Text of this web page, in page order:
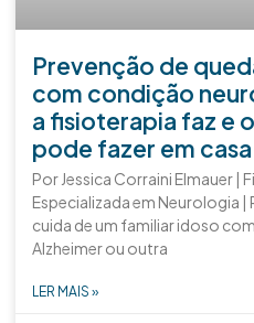
Prevenção de
com condição
a fisioterapia faz e
pode fazer em casa
Por Jessica Corraini Elmauer |
Especializada em Neurologia |
cuida de um familiar idoso com
Alzheimer ou outra
LER MAIS »